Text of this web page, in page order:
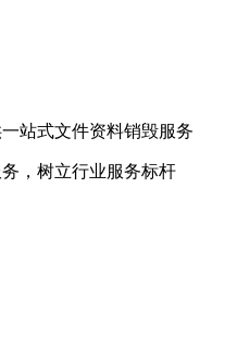
站式文件资料销毁服务
，树立行业服务标杆